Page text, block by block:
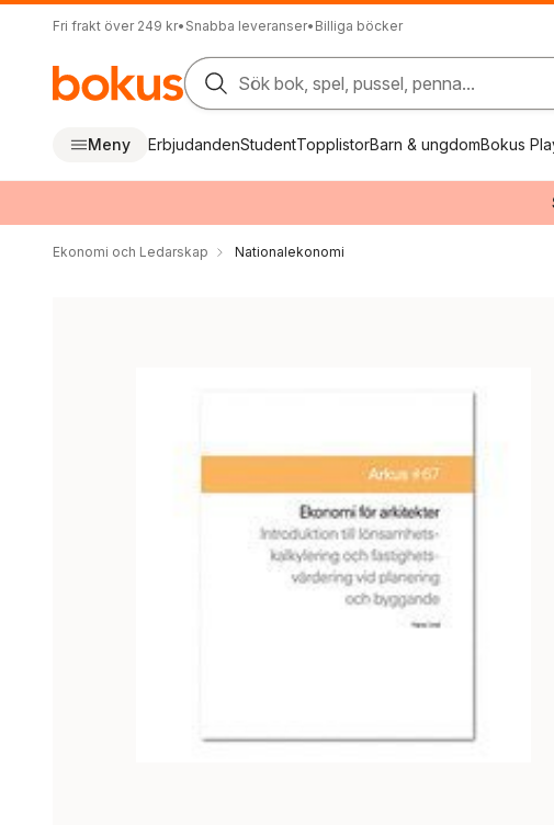
Fri frakt över 249 kr• Snabba leveranser• Billiga böcker
Sök bok, spel, pussel, penna...
Meny ErbjudandenStudentTopplistorBarn & ungdomBokus
Ekonomi och Ledarskap Nationalekonomi